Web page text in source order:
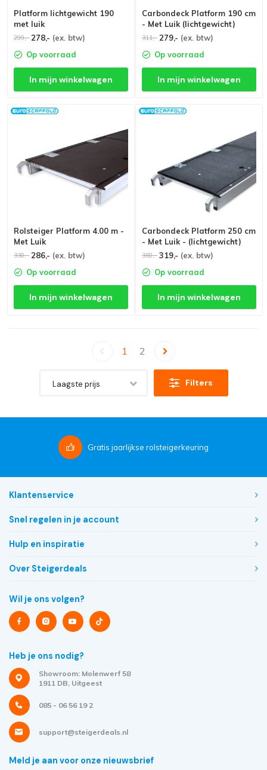
Platform lichtgewicht 190
met luik
299,- 278,- (ex. btw)
Op voorraad
In mijn winkelwagen
Carbondeck Platform 190 cm
- Met Luik (lichtgewicht)
311,- 279,- (ex. btw)
Op voorraad
In mijn winkelwagen
Rolsteiger Platform 4.00 m -
Met Luik
330,- 286,- (ex. btw)
Op voorraad
In mijn winkelwagen
Carbondeck Platform 250 cm
- Met Luik - (lichtgewicht)
360,- 319,- (ex. btw)
Op voorraad
In mijn winkelwagen
1 2
Laagste prijs Filters
Gratis jaarlijkse rolsteigerkeuring
Klantenservice
Snel regelen in je account
Hulp en inspiratie
Over Steigerdeals
Wil je ons volgen?
Heb je ons nodig?
Showroom: Molenwerf 58
1911 DB, Uitgeest
085 - 06 56 19 2
support@steigerdeals.nl
Meld je aan voor onze nieuwsbrief